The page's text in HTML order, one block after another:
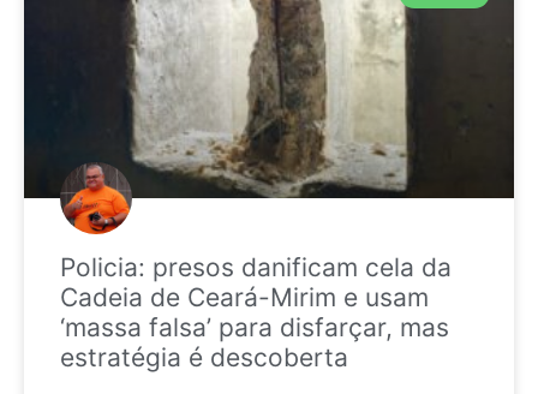
Policia: presos danificam cela da
Cadeia de Ceará-Mirim e usam
‘massa falsa’ para disfarçar, mas
estratégia é descoberta